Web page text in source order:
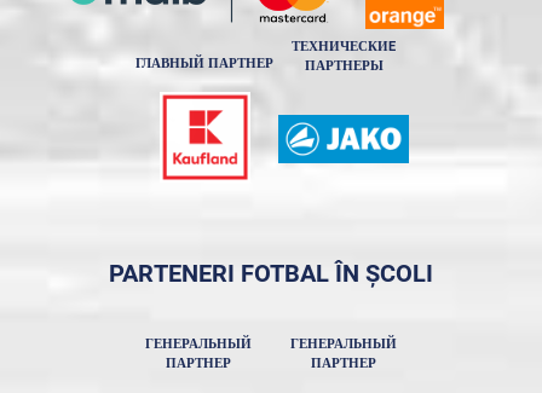
ГЛАВНЫЙ ПАРТНЕР
ТЕХНИЧЕСКИE
ПАРТНЕРЫ
PARTENERI FOTBAL ÎN ȘCOLI
ГЕНЕРАЛЬНЫЙ
ПАРТНЕР
ГЕНЕРАЛЬНЫЙ
ПАРТНЕР